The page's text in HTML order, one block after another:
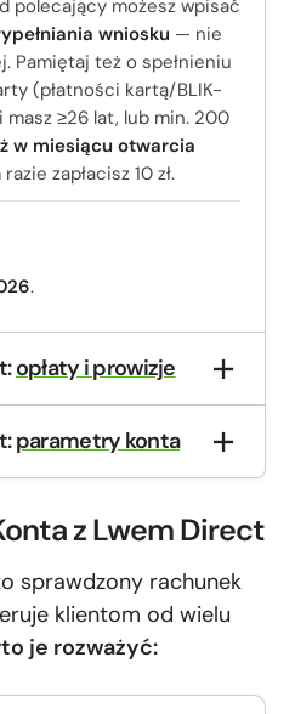
polecający możesz wpisać
wniosku — nie
Pamiętaj też o spełnieniu
(płatności kartą/BLIK-
masz ≥26 lat, lub min. 200
w miesiącu otwarcia
zapłacisz 10 zł.
.
opłaty i prowizje
parametry konta
z Lwem Direct
sprawdzony rachunek
klientom od wielu
je rozważyć: